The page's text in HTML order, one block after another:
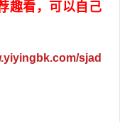
趣看，可以自己
sjad